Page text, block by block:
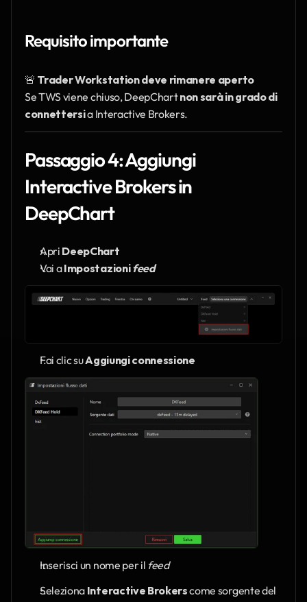
Requisito importante
🚨 Trader Workstation deve rimanere aperto
Se TWS viene chiuso, DeepChart non sarà in grado di
connettersi a Interactive Brokers.
Passaggio 4: Aggiungi
Interactive Brokers in
DeepChart
Apri DeepChart
Vai a Impostazioni feed
Fai clic su Aggiungi connessione
Inserisci un nome per il feed
Seleziona Interactive Brokers